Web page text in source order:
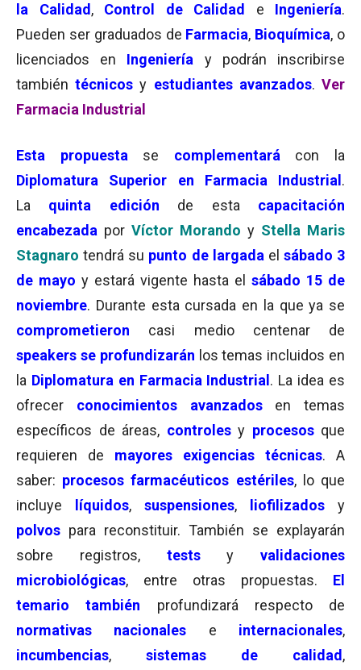
la Calidad , Control de Calidad e Ingeniería.
Pueden ser graduados de Farmacia, Bioquímica, o
licenciados en Ingeniería
y podrán inscribirse
tambiéntécnicos y estudiantes avanzados.Ver
Farmacia Industrial
Esta propuesta se complementará con la
Diplomatura Superior en Farmacia Industrial .
La quinta edición de esta capacitación
encabezada por Víctor Morando y Stella Maris
Stagnaro tendrá su punto de largada el sábado 3
de mayo y estará vigente hasta el sábado 15 de
noviembre. Durante esta cursada en la que ya se
comprometieron
casi medio centenar de
speakers se profundizarán los temas incluidos en
la Diplomatura en Farmacia Industrial . La idea es
ofrecer conocimientos avanzadosen temas
específicos de áreas, controles y procesosque
requieren de mayores exigencias técnicas. A
saber: procesos farmacéuticos estériles, lo que
incluye
líquidos, suspensiones, liofilizados
y
polvos para reconstituir. También se explayarán
sobre registros, tests y validaciones
microbiológicas, entre otras propuestas.
El
temario también profundizará respecto de
normativas nacionales
e internacionales,
incumbencias, sistemas de calidad ,